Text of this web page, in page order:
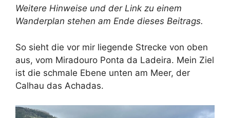
Weitere Hinweise und der Link zu einem
Wanderplan stehen am Ende dieses Beitrags.
So sieht die vor mir liegende Strecke von oben
aus, vom Miradouro Ponta da Ladeira. Mein Ziel
ist die schmale Ebene unten am Meer, der
Calhau das Achadas.